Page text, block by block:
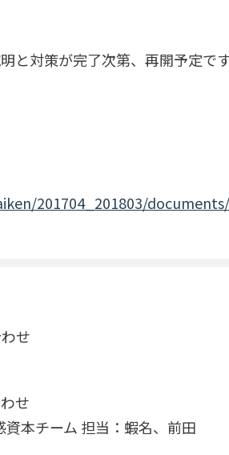
対策が完了次第、再開予定です
201704_201803/
せ
せ
資本チーム 担当：蝦名、前田